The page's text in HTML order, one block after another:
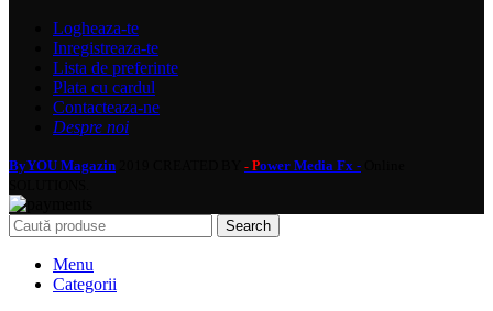
Logheaza-te
Inregistreaza-te
Lista de preferinte
Plata cu cardul
Contacteaza-ne
Despre noi
ByYOU Magazin - Power Media Fx -
Search
Menu
Categorii